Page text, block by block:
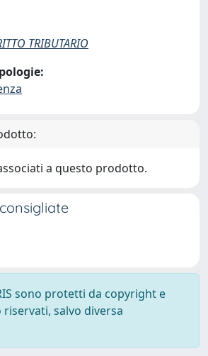
TRIBUTARIO
a questo prodotto.
sono protetti da copyright e
salvo diversa